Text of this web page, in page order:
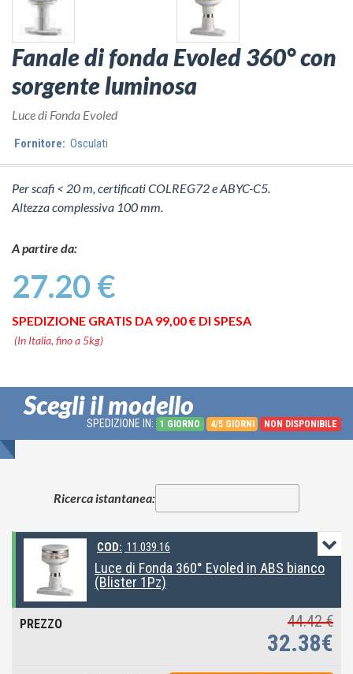
Fanale di fonda Evoled 360° con
sorgente luminosa
Luce di Fonda Evoled
Fornitore: Osculati
Per scafi < 20 m, certificati COLREG72 e ABYC-C5.
Altezza complessiva 100 mm.
A partire da:
27.20 €
SPEDIZIONE GRATIS DA 99,00 € DI SPESA
(In Italia, fino a 5kg)
Scegli il modello
SPEDIZIONE IN: 1 GIORNO 4/5 GIORNI NON DISPONIBILE
Ricerca istantanea:
COD: 11.039.16
Luce di Fonda 360° Evoled in ABS bianco
(Blister 1Pz)
44.42 €
32.38€